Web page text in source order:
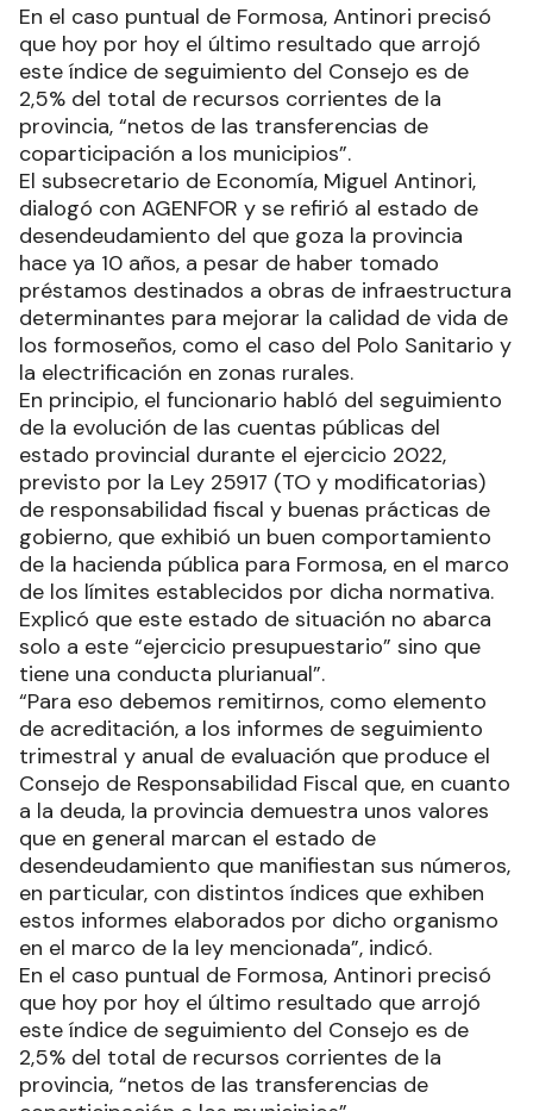
En el caso puntual de Formosa, Antinori precisó
que hoy por hoy el último resultado que arrojó
este índice de seguimiento del Consejo es de
2,5% del total de recursos corrientes de la
provincia, “netos de las transferencias de
coparticipación a los municipios”.
El subsecretario de Economía, Miguel Antinori,
dialogó con AGENFOR y se refirió al estado de
desendeudamiento del que goza la provincia
hace ya 10 años, a pesar de haber tomado
préstamos destinados a obras de infraestructura
determinantes para mejorar la calidad de vida de
los formoseños, como el caso del Polo Sanitario y
la electrificación en zonas rurales.
En principio, el funcionario habló del seguimiento
de la evolución de las cuentas públicas del
estado provincial durante el ejercicio 2022,
previsto por la Ley 25917 (TO y modificatorias)
de responsabilidad fiscal y buenas prácticas de
gobierno, que exhibió un buen comportamiento
de la hacienda pública para Formosa, en el marco
de los límites establecidos por dicha normativa.
Explicó que este estado de situación no abarca
solo a este “ejercicio presupuestario” sino que
tiene una conducta plurianual”.
“Para eso debemos remitirnos, como elemento
de acreditación, a los informes de seguimiento
trimestral y anual de evaluación que produce el
Consejo de Responsabilidad Fiscal que, en cuanto
a la deuda, la provincia demuestra unos valores
que en general marcan el estado de
desendeudamiento que manifiestan sus números,
en particular, con distintos índices que exhiben
estos informes elaborados por dicho organismo
en el marco de la ley mencionada”, indicó.
En el caso puntual de Formosa, Antinori precisó
que hoy por hoy el último resultado que arrojó
este índice de seguimiento del Consejo es de
2,5% del total de recursos corrientes de la
provincia, “netos de las transferencias de